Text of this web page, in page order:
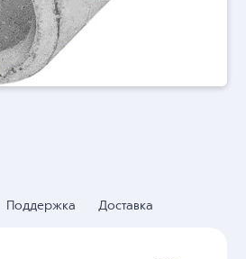
Поддержка Доставка